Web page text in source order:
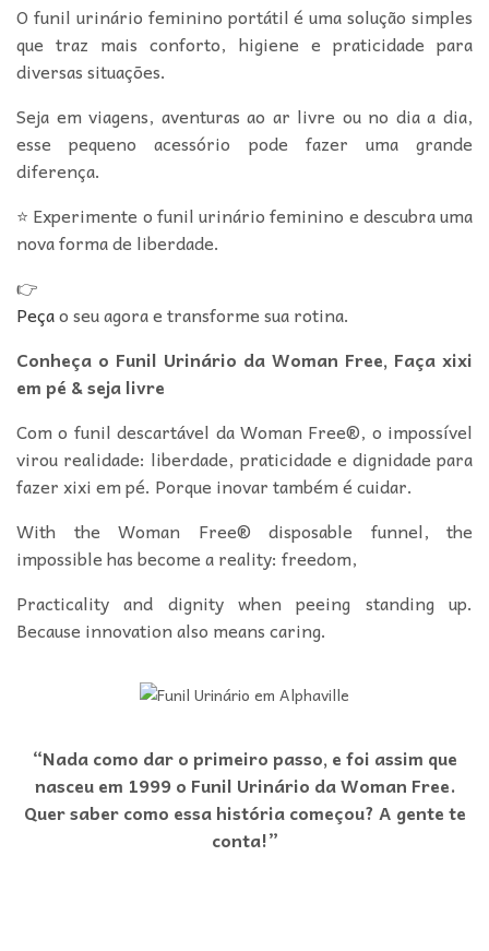
O funil urinário feminino portátil é uma solução simples
que traz mais conforto, higiene e praticidade para
diversas situações.
Seja em viagens, aventuras ao ar livre ou no dia a dia,
esse pequeno acessório pode fazer uma grande
diferença.
⭐ Experimente o funil urinário feminino e descubra uma
nova forma de liberdade.
👉
Peçao seu agora e transforme sua rotina.
Conheça o Funil Urinário da Woman Free, Faça xixi
em pé & seja livre
Com o funil descartável da Woman Free®, o impossível
virou realidade: liberdade, praticidade e dignidade para
fazer xixi em pé. Porque inovar também é cuidar.
With the Woman Free® disposable funnel, the
impossible has become a reality: freedom,
Practicality and dignity when peeing standing up.
Because innovation also means caring.
“Nada como dar o primeiro passo, e foi assim que
nasceu em 1999 o Funil Urinário da Woman Free.
Quer saber como essa história começou? A gente te
conta!”